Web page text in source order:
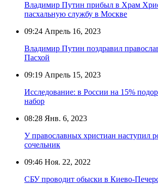
Владимир Путин прибыл в Храм
пасхальную службу в Москве
09:24 Апрель 16, 2023
Владимир Путин поздравил
Пасхой
09:19 Апрель 15, 2023
Исследование: в России на 15%
набор
08:28 Янв. 6, 2023
У православных христиан наступил
сочельник
09:46 Ноя. 22, 2022
СБУ проводит обыски в Киево-